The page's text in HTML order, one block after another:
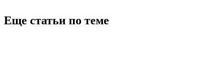
Еще статьи по теме